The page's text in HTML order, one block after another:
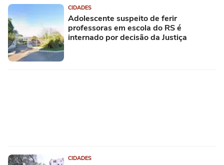
CIDADES
Adolescente suspeito de ferir
professoras em escola do RS é
internado por decisão da Justiça
CIDADES